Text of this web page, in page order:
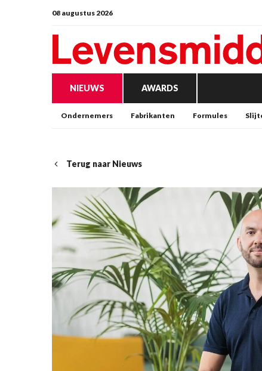
08 augustus 2026
NIEUWS AWARDS
Ondernemers Fabrikanten Formules
Terug naar Nieuws